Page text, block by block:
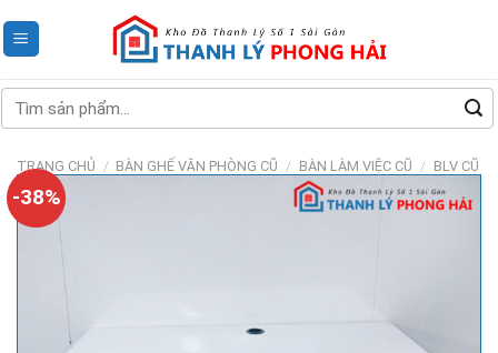
to
Tìm
kiếm:
TRANG CHỦ / BÀN GHẾ VĂN PHÒNG CŨ / BÀN LÀM VIỆC CŨ / BLV CŨ
-38%